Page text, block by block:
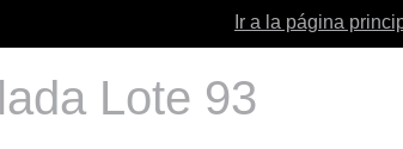
Ir a la página
Lote 93